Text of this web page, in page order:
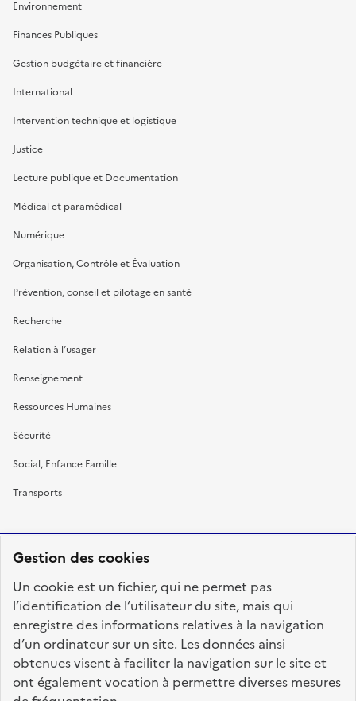
Gestion des cookies
Un cookie est un fichier, qui ne permet pas
l’identification de l’utilisateur du site, mais qui
enregistre des informations relatives à la navigation
d’un ordinateur sur un site. Les données ainsi
obtenues visent à faciliter la navigation sur le site et
ont également vocation à permettre diverses mesures
Environnement
Finances Publiques
Gestion budgétaire et financière
International
Intervention technique et logistique
Justice
Lecture publique et Documentation
Médical et paramédical
Numérique
Organisation, Contrôle et Évaluation
Prévention, conseil et pilotage en santé
Recherche
Relation à l’usager
Renseignement
Ressources Humaines
Sécurité
Social, Enfance Famille
Transports
FRANÇAISE
fonction-publique.gouv.fr
legifrance.gouv.fr